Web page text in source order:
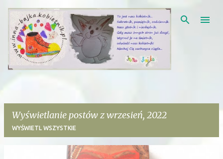
Przejdź do głównej zawartości
Wyświetlanie postów z wrzesień, 2022
WYŚWIETL WSZYSTKIE